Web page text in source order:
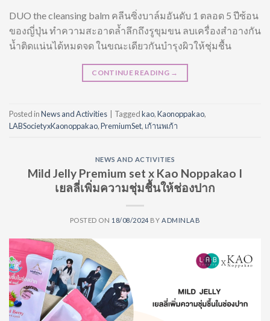
DUO the cleansing balm คลีนซิ่งบาล์มอันดับ 1 ตลอด 5 ปีซ้อน
ของญี่ปุ่น ทำความสะอาดล้ำลึกถึงรูขุมขน ลบเครื่องสำอางกัน
น้ำติดแน่นได้หมดจด ในขณะเดียวกันบำรุงผิวให้ชุ่มชื้น
CONTINUE READING →
Posted inNews and Activities Taggedkao,Kaonoppakao,
LABSocietyxKaonoppakao,PremiumSet, เก้านพเก้า
NEWS AND ACTIVITIES
Mild Jelly Premium set x Kao Noppakao I
เยลลี่เพิ่มความชุ่มชื้นให้ช่องปาก
POSTED ON 18/08/2024 BY ADMINLAB